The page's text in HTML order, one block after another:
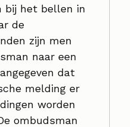
bij het bellen in
de
zijn men
naar een
dat
melding er
worden
ombudsman